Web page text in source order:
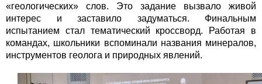
«геологических» слов. Это задание вызвало живой
интерес и заставило задуматься. Финальным
испытанием стал тематический кроссворд. Работая в
командах, школьники вспоминали названия минералов,
инструментов геолога и природных явлений.